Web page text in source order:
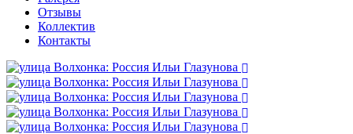
Отзывы
Коллектив
Контакты